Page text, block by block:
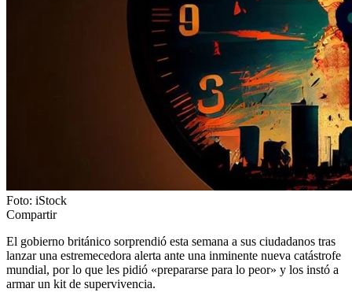
Foto: iStock
Compartir
El gobierno británico sorprendió esta semana a sus ciudadanos tras
lanzar una estremecedora alerta ante una inminente nueva catástrofe
mundial, por lo que les pidió «prepararse para lo peor» y los instó a
armar un kit de supervivencia.